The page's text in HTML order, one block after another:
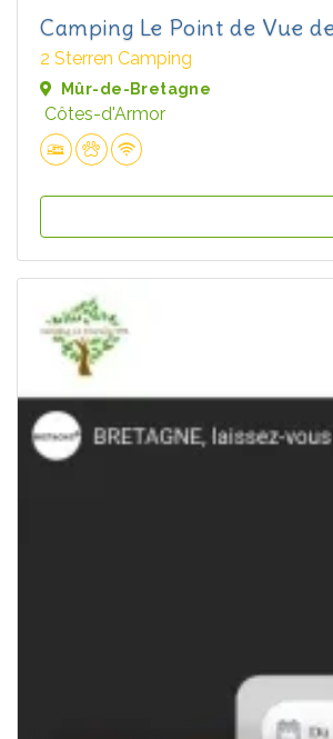
Camping Le Point de Vue
2 Sterren Camping
Mûr-de-Bretagne
Côtes-d'Armor